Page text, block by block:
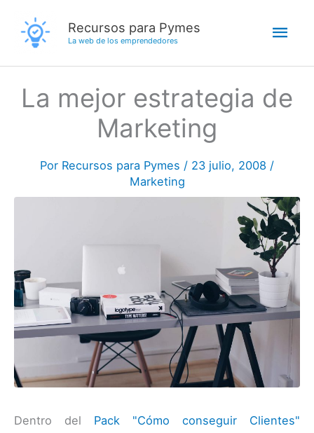
contenido
Recursos para Pymes
La web de los emprendedores
La mejor estrategia de
Marketing
Por Recursos para Pymes / 23 julio, 2008 /
Marketing
Dentro del Pack "Cómo conseguir Clientes"